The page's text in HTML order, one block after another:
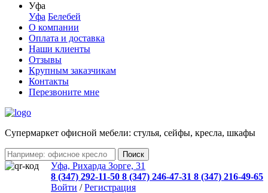
Уфа
Уфа Белебей
О компании
Оплата и доставка
Наши клиенты
Отзывы
Крупным заказчикам
Контакты
Перезвоните мне
Cупермаркет офисной мебели: стулья, сейфы, кресла, шкафы
Уфа, Рихарда Зорге, 31
8 (347) 292-11-50 8 (347) 246-47-31 8 (347) 216-49-65
Войти /Регистрация